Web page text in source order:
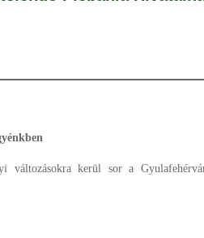
változásokra kerül sor a